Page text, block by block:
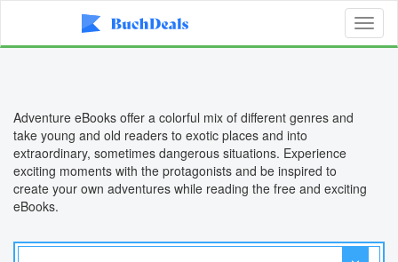
Adventure eBooks offer a colorful mix of different genres and
take young and old readers to exotic places and into
extraordinary, sometimes dangerous situations. Experience
exciting moments with the protagonists and be inspired to
create your own adventures while reading the free and exciting
eBooks.